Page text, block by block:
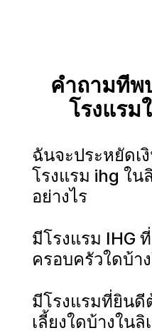
คำถามที่พ
โรงแรม
ฉันจะประหยัดเ
โรงแรม ihg ใน
อย่างไร
มีโรงแรม IHG
ครอบครัวใดบ้า
มีโรงแรมที่ยินดี
เลี้ยงใดบ้างในลิ